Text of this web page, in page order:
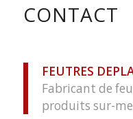
CONTACT
FEUTRES
Fabricant de
produits sur-